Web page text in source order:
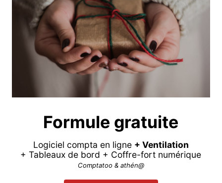
Formule gratuite
Logiciel compta en ligne + Ventilation
+ Tableaux de bord + Coffre-fort numérique
Comptatoo & athén@